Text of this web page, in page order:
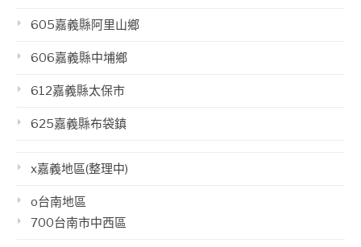
605嘉義縣阿里山鄉
606嘉義縣中埔鄉
612嘉義縣太保市
625嘉義縣布袋鎮
x嘉義地區(整理中)
o台南地區
700台南市中西區